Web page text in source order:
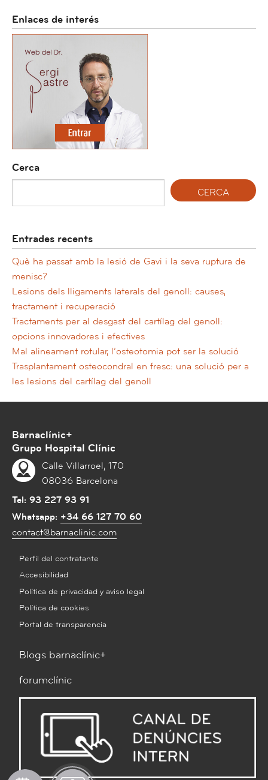
Enlaces de interés
Cerca
Entrades recents
Què ha passat amb la lesió de Gavi i la seva ruptura de
menisc?
Lesions dels lligaments laterals del genoll: causes,
tractament i recuperació
Tractaments per al desgast del cartílag del genoll:
opcions innovadores i efectives
Mal alineament rotular, l’osteotomia pot ser la solució
Trasplantament osteocondral en fresc: una solució per a
les lesions del cartílag del genoll
Pedir Solicitar
Barnaclínic+
Grupo Hospital Clínic
Calle Villarroel, 170
08036 Barcelona
Tel: 93 227 93 91
Whatsapp: +34 66 127 70 60
contact@barnaclinic.com
Perfil del contratante
Accesibilidad
Política de privacidad y aviso legal
Política de cookies
Portal de transparencia
Blogs barnaclínic+
forumclínic